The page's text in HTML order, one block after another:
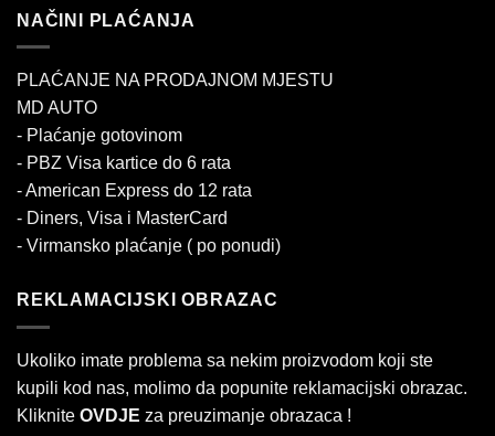
NAČINI PLAĆANJA
PLAĆANJE NA PRODAJNOM MJESTU
MD AUTO
- Plaćanje gotovinom
- PBZ Visa kartice do 6 rata
- American Express do 12 rata
- Diners, Visa i MasterCard
- Virmansko plaćanje ( po ponudi)
REKLAMACIJSKI OBRAZAC
Ukoliko imate problema sa nekim proizvodom koji ste
kupili kod nas, molimo da popunite reklamacijski obrazac.
Kliknite OVDJE za preuzimanje obrazaca !